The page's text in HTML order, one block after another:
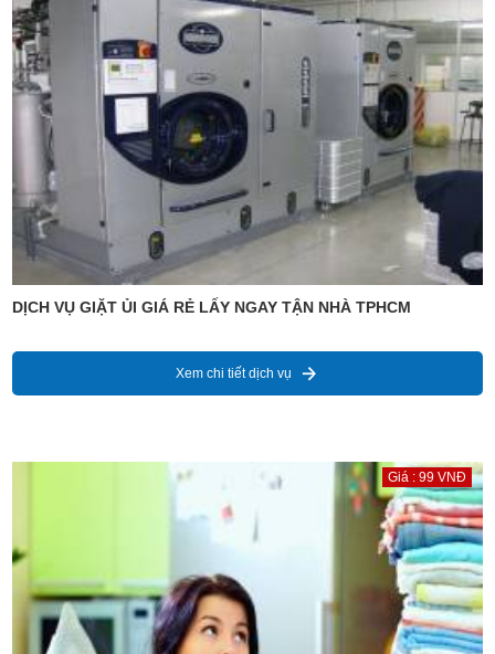
DỊCH VỤ GIẶT ỦI GIÁ RẺ LẤY NGAY TẬN NHÀ TPHCM
Xem chi tiết dịch vụ
Giá : 99 VNĐ